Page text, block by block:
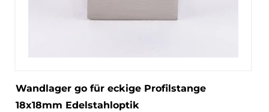
Wandlager go für eckige Profilstange
18x18mm Edelstahloptik